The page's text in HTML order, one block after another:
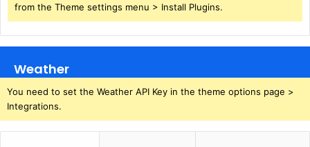
from the Theme settings menu > Install Plugins.
Weather
You need to set the Weather API Key in the theme options page >
Integrations.